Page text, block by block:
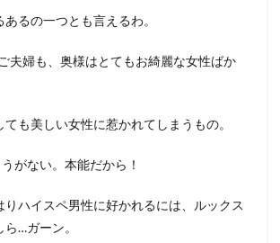
るの一つとも言えるわ。
夫婦も、奥様はとてもお綺麗な女性ばか
も美しい女性に惹かれてしまうもの。
がない。本能だから！
りハイスペ男性に好かれるには、ルックス
…ガーン。